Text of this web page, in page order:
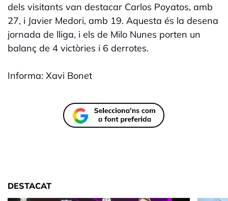
dels visitants van destacar Carlos Poyatos, amb
27, i Javier Medori, amb 19. Aquesta és la desena
jornada de lliga, i els de Milo Nunes porten un
balanç de 4 victòries i 6 derrotes.
Informa: Xavi Bonet
DESTACAT